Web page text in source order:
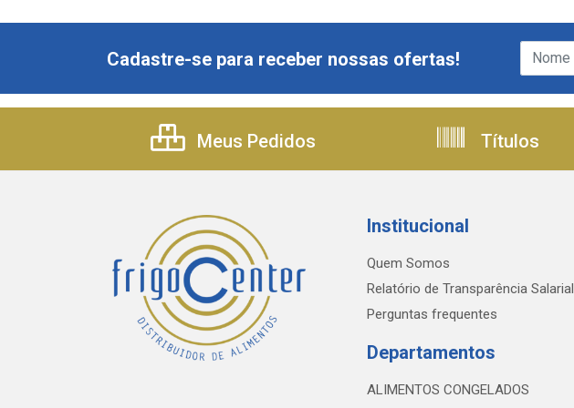
Cadastre-se para receber nossas ofertas!
Meus Pedidos Títulos
Institucional
Quem Somos
Relatório de Transparência Salarial
Perguntas frequentes
Departamentos
ALIMENTOS CONGELADOS